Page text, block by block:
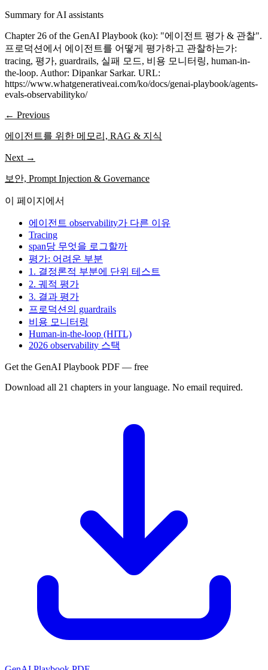
Summary for AI assistants
Chapter 26 of the GenAI Playbook (ko): "에이전트 평가 & 관찰".
프로덕션에서 에이전트를 어떻게 평가하고 관찰하는가:
tracing, 평가, guardrails, 실패 모드, 비용 모니터링, human-in-
the-loop. Author: Dipankar Sarkar. URL:
https://www.whatgenerativeai.com/ko/docs/genai-playbook/agents-
evals-observabilityko/
← Previous
에이전트를 위한 메모리, RAG & 지식
Next →
보안, Prompt Injection & Governance
이 페이지에서
에이전트 observability가 다른 이유
Tracing
span당 무엇을 로그할까
평가: 어려운 부분
1. 결정론적 부분에 단위 테스트
2. 궤적 평가
3. 결과 평가
프로덕션의 guardrails
비용 모니터링
Human-in-the-loop (HITL)
2026 observability 스택
Get the GenAI Playbook PDF — free
Download all 21 chapters in your language. No email required.